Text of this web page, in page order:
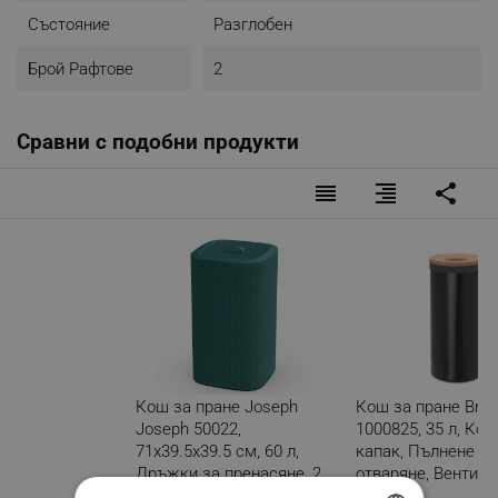
Състояние Разглобен
Брой Рафтове 2
Сравни с подобни продукти
reorder format_align_right share
Кош за пране Joseph
Joseph 50022,
71х39.5х39.5 см, 60 л,
Дръжки за пренасяне, 2
Кош за пране
1000825, 35 л,
капак, Пълнене
отваряне,